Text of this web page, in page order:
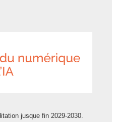
jusque fin 2029-2030.